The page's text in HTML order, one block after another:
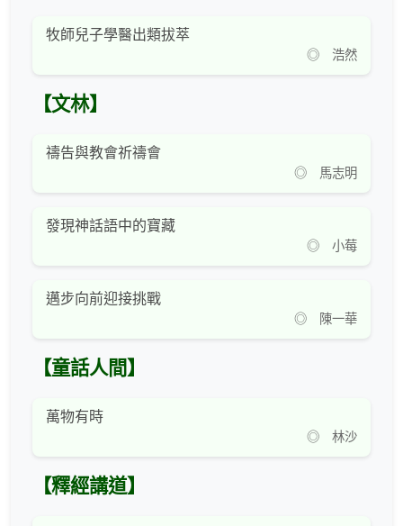
牧師兒子學醫出類拔萃
◎ 浩然
【文林】
禱告與教會祈禱會
◎ 馬志明
發現神話語中的寶藏
◎ 小莓
邁步向前迎接挑戰
◎ 陳一華
【童話人間】
萬物有時
◎ 林沙
【釋經講道】